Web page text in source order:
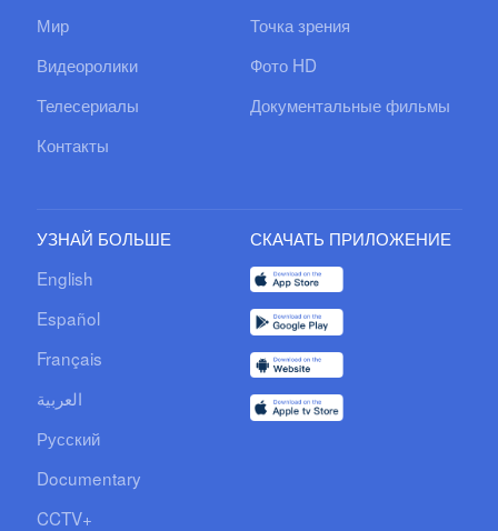
Мир
Точка зрения
Видеоролики
Фото HD
Телесериалы
Документальные фильмы
Контакты
УЗНАЙ БОЛЬШЕ
English
Español
Français
العربية
Русский
Documentary
CCTV+
СКАЧАТЬ ПРИЛОЖЕНИЕ